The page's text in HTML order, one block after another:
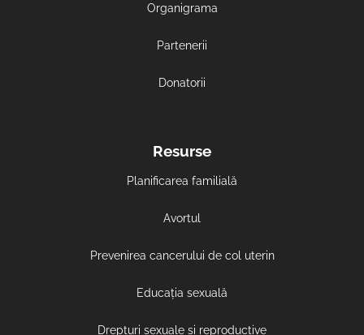
Organigrama
Partenerii
Donatorii
Resurse
Planificarea familială
Avortul
Prevenirea cancerului de col uterin
Educația sexuală
Drepturi sexuale și reproductive